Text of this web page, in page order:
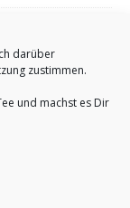
darüber
zustimmen.
und machst es Dir